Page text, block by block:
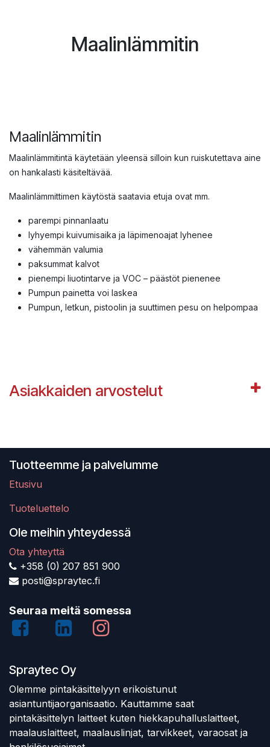
Maalinlämmitin
Maalinlämmitin
Maalinlämmitintä käytetään yleensä silloin kun ruiskutettava aine
on hankalasti käsiteltävää.
Maalinlämmittimen käytöstä saatavia etuja ovat mm.
parempi pinnanlaatu
lyhyempi kuivumisaika ja läpimenoajat lyhenee
vähemmän valumia
paksummat kalvot
pienempi liuotintarve ja VOC – päästöt pienenee
Pumpun painetta voi laskea
Pumpun, letkun, pistoolin ja suuttimen pesu on helpompaa
Asiakkaiden arvostelut
Tuotteemme ja palvelumme
Etusivu
Tuoteluettelo
Ole meihin yhteydessä
Ota yhteyttä
+358 (0) 207 851 900
posti@spraytec.fi
Seuraa meitä somessa
Spraytec Oy
Olemme pintakäsittelyyn erikoistunut
asiantuntijaorganisaatio. Kauttamme saat
pintakäsittelyn laitteet kuten hiekkapuhalluslaitteet,
maalauslaitteet, maalauslinjat, tarvikkeet, varaosat ja